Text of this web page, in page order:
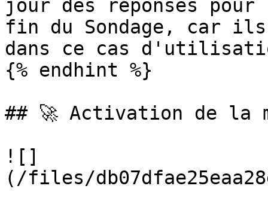
jour des réponses
fin du Sondage, car ils
dans ce cas
{% endhint %}
## 🚀 Activation de la
![]
(/files/